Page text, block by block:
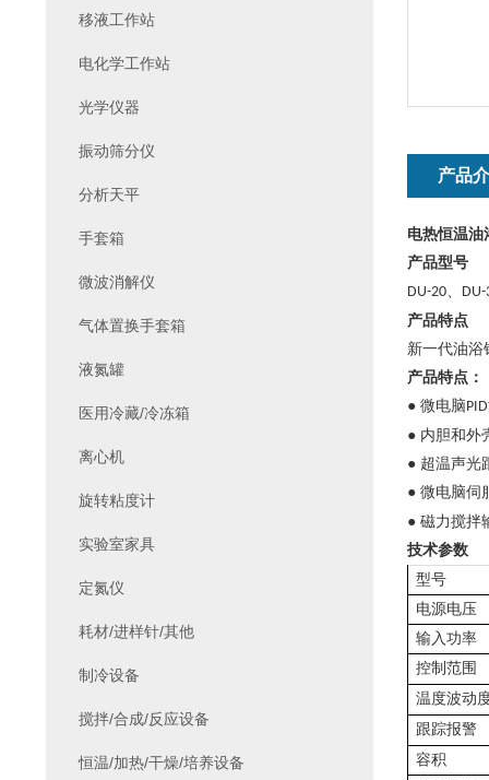
产品
电热恒温油
产品型号
DU-20、 DU-
产品特点
新一代油浴
产品特点：
● 微电脑PID
● 内胆和外
● 超温声光
● 微电脑伺
● 磁力搅拌
技术参数
型号
电源电压
输入功率
控制范围
温度波动
跟踪报警
容积
移液工作站
电化学工作站
光学仪器
振动筛分仪
分析天平
手套箱
微波消解仪
气体置换手套箱
液氮罐
医用冷藏/冷冻箱
离心机
旋转粘度计
实验室家具
定氮仪
耗材/进样针/其他
制冷设备
搅拌/合成/反应设备
恒温/加热/干燥/培养设备